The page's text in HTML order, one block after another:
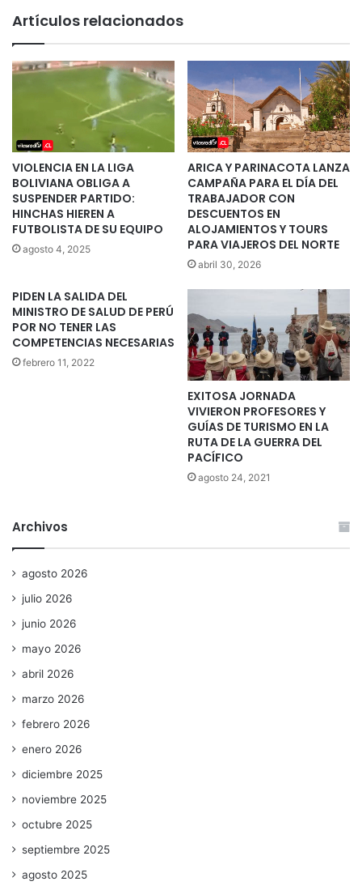
Artículos relacionados
VIOLENCIA EN LA LIGA
BOLIVIANA OBLIGA A
SUSPENDER PARTIDO:
HINCHAS HIEREN A
FUTBOLISTA DE SU EQUIPO
agosto 4, 2025
ARICA Y PARINACOTA LANZA
CAMPAÑA PARA EL DÍA DEL
TRABAJADOR CON
DESCUENTOS EN
ALOJAMIENTOS Y TOURS
PARA VIAJEROS DEL NORTE
abril 30, 2026
PIDEN LA SALIDA DEL
MINISTRO DE SALUD DE PERÚ
POR NO TENER LAS
COMPETENCIAS NECESARIAS
febrero 11, 2022
EXITOSA JORNADA
VIVIERON PROFESORES Y
GUÍAS DE TURISMO EN LA
RUTA DE LA GUERRA DEL
PACÍFICO
agosto 24, 2021
Archivos
agosto 2026
julio 2026
junio 2026
mayo 2026
abril 2026
marzo 2026
febrero 2026
enero 2026
diciembre 2025
noviembre 2025
octubre 2025
septiembre 2025
agosto 2025